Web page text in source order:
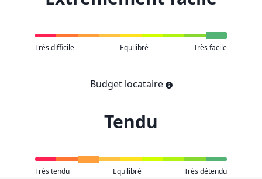
Très difficile Equilibré Très facile
Budget locataire
Tendu
Très tendu Equilibré Très détendu